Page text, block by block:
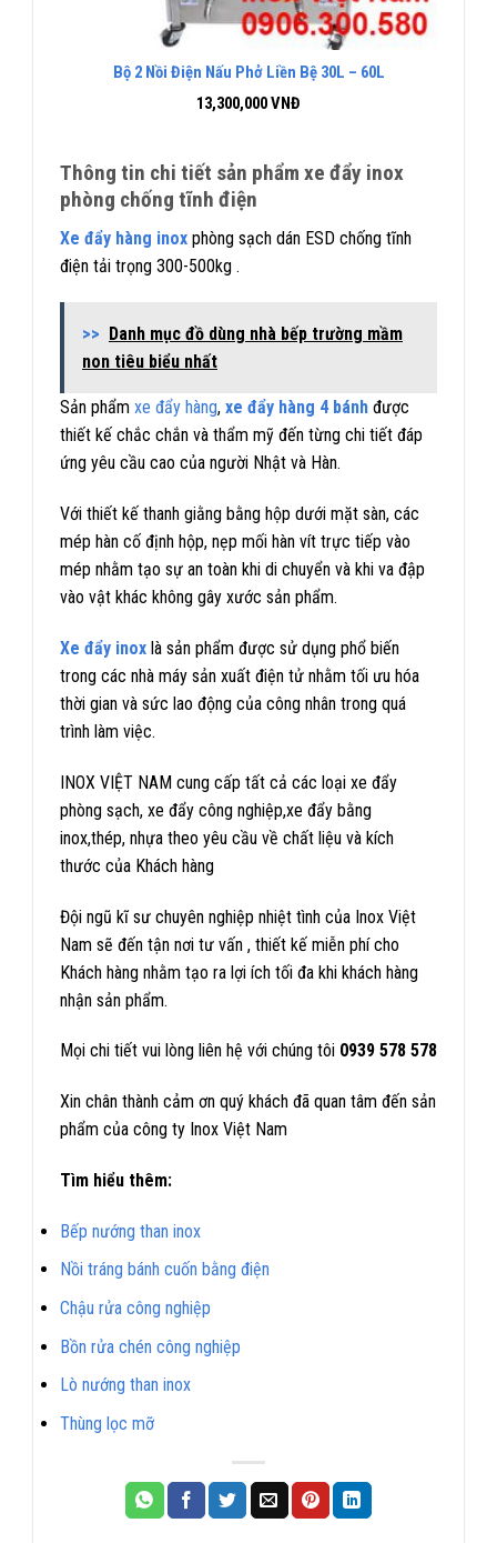
Bộ 2 Nồi Điện Nấu Phở Liền Bệ 30L – 60L
13,300,000VNĐ
Thông tin chi tiết sản phẩm xe đẩy inox
phòng chống tĩnh điện
Xe đẩy hàng inox phòng sạch dán ESD chống tĩnh
điện tải trọng 300-500kg .
>>
Danh mục đồ dùng nhà bếp trường mầm
non tiêu biểu nhất
Sản phẩm xe đẩy hàng, xe đẩy hàng 4 bánh được
thiết kế chắc chắn và thẩm mỹ đến từng chi tiết đáp
ứng yêu cầu cao của người Nhật và Hàn.
Với thiết kế thanh giằng bằng hộp dưới mặt sàn, các
mép hàn cố định hộp, nẹp mối hàn vít trực tiếp vào
mép nhằm tạo sự an toàn khi di chuyển và khi va đập
vào vật khác không gây xước sản phẩm.
Xe đẩy inox là sản phẩm được sử dụng phổ biến
trong các nhà máy sản xuất điện tử nhằm tối ưu hóa
thời gian và sức lao động của công nhân trong quá
trình làm việc.
INOX VIỆT NAM cung cấp tất cả các loại xe đẩy
phòng sạch, xe đẩy công nghiệp,xe đẩy bằng
inox,thép, nhựa theo yêu cầu về chất liệu và kích
thước của Khách hàng
Đội ngũ kĩ sư chuyên nghiệp nhiệt tình của Inox Việt
Nam sẽ đến tận nơi tư vấn , thiết kế miễn phí cho
Khách hàng nhằm tạo ra lợi ích tối đa khi khách hàng
nhận sản phẩm.
Mọi chi tiết vui lòng liên hệ với chúng tôi 0939 578 578
Xin chân thành cảm ơn quý khách đã quan tâm đến sản
phẩm của công ty Inox Việt Nam
Tìm hiểu thêm:
Bếp nướng than inox
Nồi tráng bánh cuốn bằng điện
Chậu rửa công nghiệp
Bồn rửa chén công nghiệp
Lò nướng than inox
Thùng lọc mỡ